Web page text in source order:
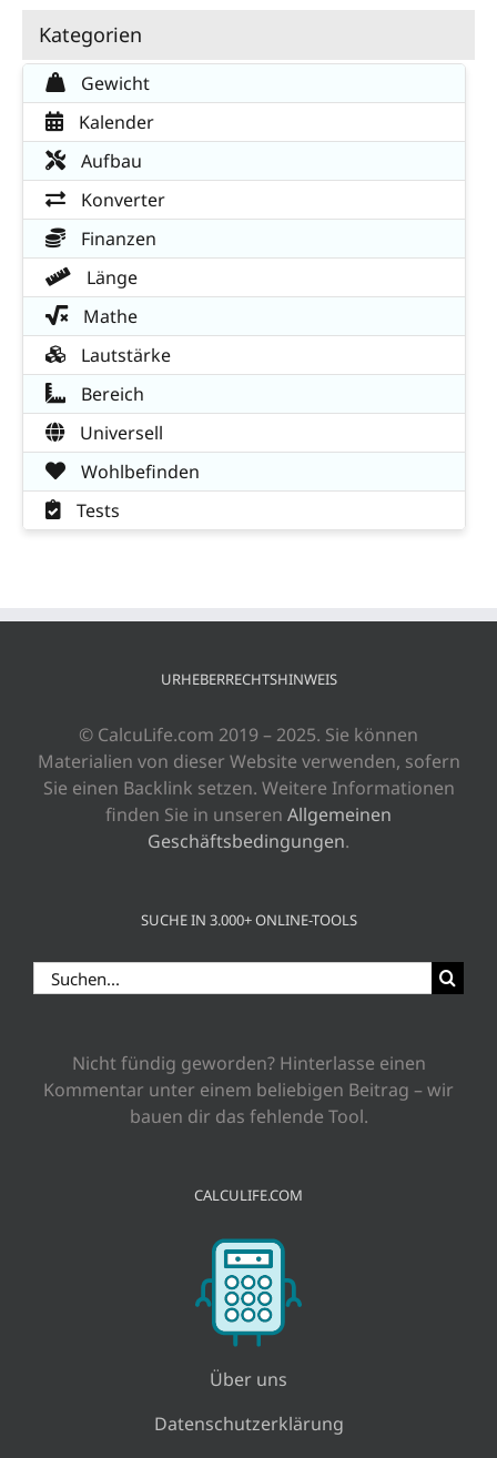
Kategorien
Gewicht
Kalender
Aufbau
Konverter
Finanzen
Länge
Mathe
Lautstärke
Bereich
Universell
Wohlbefinden
Tests
URHEBERRECHTSHINWEIS
© CalcuLife.com 2019 – 2025. Sie können
Materialien von dieser Website verwenden, sofern
Sie einen Backlink setzen. Weitere Informationen
finden Sie in unseren Allgemeinen
Geschäftsbedingungen.
SUCHE IN 3.000+ ONLINE-TOOLS
Suche
nach:
Nicht fündig geworden? Hinterlasse einen
Kommentar unter einem beliebigen Beitrag – wir
bauen dir das fehlende Tool.
CALCULIFE.COM
Über uns
Datenschutzerklärung